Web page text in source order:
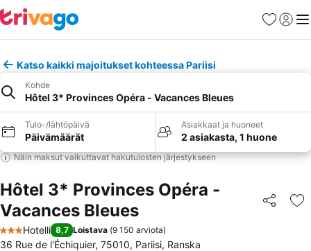
Suosikit
Katso kaikki majoitukset kohteessa Pariisi
Kohde
Hôtel 3* Provinces Opéra - Vacances Bleues
Tulo-/lähtöpäivä
Päivämäärät
Asiakkaat ja huoneet
2 asiakasta, 1 huone
Näin maksut vaikuttavat hakutulosten järjestykseen
Hôtel 3* Provinces Opéra -
Vacances Bleues
Jaa
3 Tähtiluokitus
Hotelli 8,7 Loistava (9 150 arviota)
36 Rue de l'Échiquier, 75010, Pariisi, Ranska